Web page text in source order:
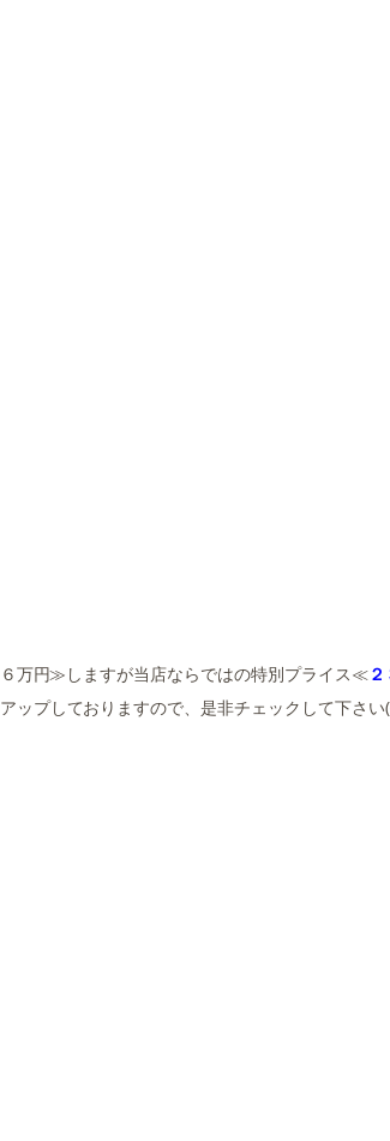
万円≫しますが当店ならではの特別プライス≪
ップしておりますので、是非チェックして下さ